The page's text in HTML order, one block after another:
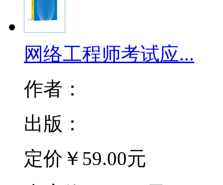
网络工程师考试应...
作者：
出版：
定价 ￥59.00元